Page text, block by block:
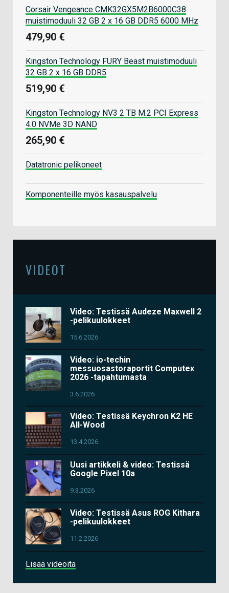
Corsair Vengeance CMK32GX5M2B6000C38
muistimoduuli 32 GB 2 x 16 GB DDR5 6000 MHz
479,90 €
Kingston Technology FURY Beast muistimoduuli
32 GB 2 x 16 GB DDR5
519,90 €
Kingston Technology NV3 2 TB M.2 PCI Express
4.0 NVMe 3D NAND
265,90 €
Datatronic pelikoneet
Komponenteille myös kasauspalvelu
VIDEOT
Video: Testissä Audeze Maxwell 2
-pelikuulokkeet
15.6.2026
Video: io-techin
messuosastoraportit Computex
2026 -tapahtumasta
3.6.2026
Video: Testissä Keychron K2 HE
All-Wood
13.4.2026
Uusi artikkeli & video: Testissä
Google Pixel 10a
9.3.2026
Video: Testissä Asus ROG Kithara
-pelikuulokkeet
11.2.2026
Lisää videoita